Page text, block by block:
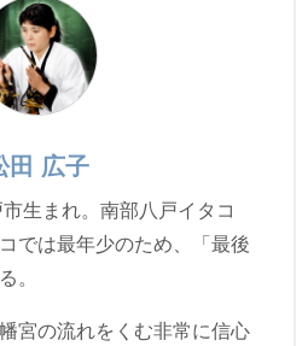
田 広子
生まれ。南部八戸イタコ
では最年少のため、「最後
。
宮の流れをくむ非常に信心